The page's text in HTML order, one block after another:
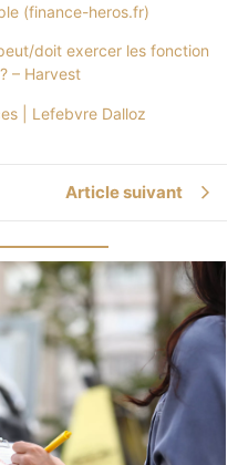
(finance-heros.fr)
doit exercer les fonction
– Harvest
| Lefebvre Dalloz
Article suivant